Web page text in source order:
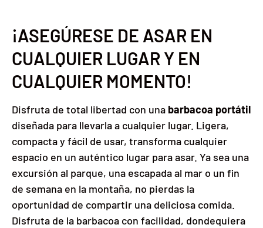
¡ASEGÚRESE DE ASAR EN
CUALQUIER LUGAR Y EN
CUALQUIER MOMENTO!
Disfruta de total libertad con una barbacoa portátil
diseñada para llevarla a cualquier lugar. Ligera,
compacta y fácil de usar, transforma cualquier
espacio en un auténtico lugar para asar. Ya sea una
excursión al parque, una escapada al mar o un fin
de semana en la montaña, no pierdas la
oportunidad de compartir una deliciosa comida.
Disfruta de la barbacoa con facilidad, dondequiera